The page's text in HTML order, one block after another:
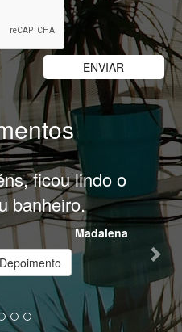
ficou lindo o
banheiro.
Madalena